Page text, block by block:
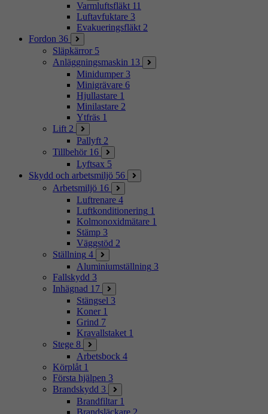
Varmluftsfläkt 11
Luftavfuktare 3
Evakueringsfläkt 2
Fordon 36
Släpkärror 5
Anläggningsmaskin 13
Minidumper 3
Minigrävare 6
Hjullastare 1
Minilastare 2
Ytfräs 1
Lift 2
Pallyft 2
Tillbehör 16
Lyftsax 5
Skydd och arbetsmiljö 56
Arbetsmiljö 16
Luftrenare 4
Luftkonditionering 1
Kolmonoxidmätare 1
Stämp 3
Väggstöd 2
Ställning 4
Aluminiumställning 3
Fallskydd 3
Inhägnad 17
Stängsel 3
Koner 1
Grind 7
Kravallstaket 1
Stege 8
Arbetsbock 4
Körplåt 1
Första hjälpen 3
Brandskydd 3
Brandfiltar 1
Brandsläckare 2